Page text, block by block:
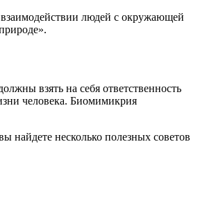
людей с окружающей
взять на себя ответственность
человека. Биомимикрия
несколько полезных советов